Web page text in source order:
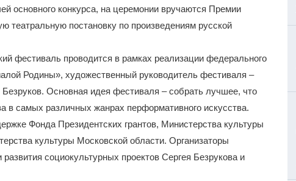
основного конкурса, на церемонии вручаются Премии
театральную постановку по произведениям русской
фестиваль проводится в рамках реализации федерального
Родины», художественный руководитель фестиваля –
Основная идея фестиваля – собрать лучшее, что
в самых различных жанрах перформативного искусства.
Фонда Президентских грантов, Министерства культуры
культуры Московской области. Организаторы
социокультурных проектов Сергея Безрукова и